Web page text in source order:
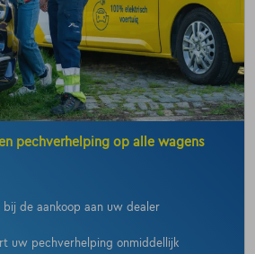
pechverhelping op alle wagens
de aankoop aan uw dealer
uw pechverhelping onmiddellijk